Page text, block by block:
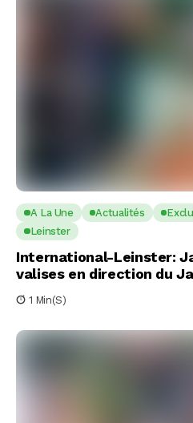
A La Une Actualités
Leinster
International-Leinster:
valises en direction du
1 Min(s)